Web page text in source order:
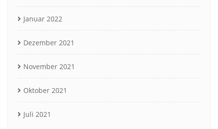
Januar 2022
Dezember 2021
November 2021
Oktober 2021
Juli 2021